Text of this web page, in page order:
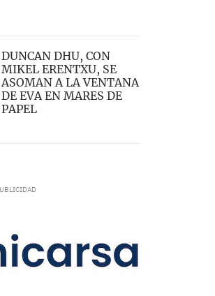
DUNCAN DHU, CON
MIKEL ERENTXU, SE
ASOMAN A LA VENTANA
DE EVA EN MARES DE
PAPEL